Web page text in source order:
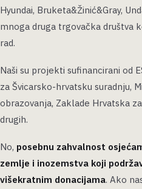
Hyundai, Bruketa&Žinić&Gray,
mnoga druga trgovačka društva
rad.
Naši su projekti sufinancirani od
za Švicarsko-hrvatsku suradnju,
obrazovanja, Zaklade Hrvatska
drugih.
No, posebnu zahvalnost
zemlje i inozemstva koji
višekratnim donacijama. Ako